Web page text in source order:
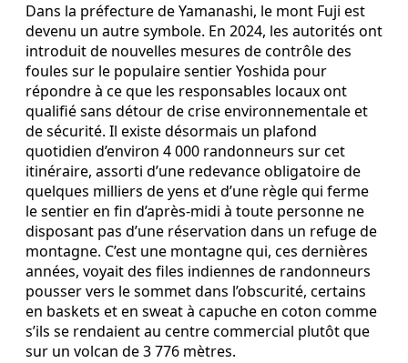
Dans la préfecture de Yamanashi, le mont Fuji est
devenu un autre symbole. En 2024, les autorités ont
introduit de nouvelles mesures de contrôle des
foules sur le populaire sentier Yoshida pour
répondre à ce que les responsables locaux ont
qualifié sans détour de crise environnementale et
de sécurité. Il existe désormais un plafond
quotidien d’environ 4 000 randonneurs sur cet
itinéraire, assorti d’une redevance obligatoire de
quelques milliers de yens et d’une règle qui ferme
le sentier en fin d’après-midi à toute personne ne
disposant pas d’une réservation dans un refuge de
montagne. C’est une montagne qui, ces dernières
années, voyait des files indiennes de randonneurs
pousser vers le sommet dans l’obscurité, certains
en baskets et en sweat à capuche en coton comme
s’ils se rendaient au centre commercial plutôt que
sur un volcan de 3 776 mètres.